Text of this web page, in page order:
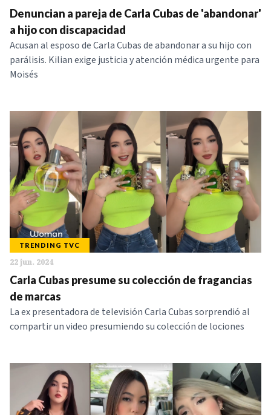
Denuncian a pareja de Carla Cubas de 'abandonar'
a hijo con discapacidad
Acusan al esposo de Carla Cubas de abandonar a su hijo con
parálisis. Kilian exige justicia y atención médica urgente para
Moisés
TRENDING TVC
22 jun. 2024
Carla Cubas presume su colección de fragancias
de marcas
La ex presentadora de televisión Carla Cubas sorprendió al
compartir un video presumiendo su colección de lociones